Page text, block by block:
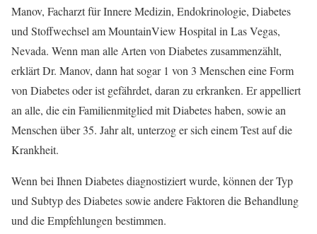
Manov, Facharzt für Innere Medizin, Endokrinologie, Diabetes
und Stoffwechsel am MountainView Hospital in Las Vegas,
Nevada. Wenn man alle Arten von Diabetes zusammenzählt,
erklärt Dr. Manov, dann hat sogar 1 von 3 Menschen eine Form
von Diabetes oder ist gefährdet, daran zu erkranken. Er appelliert
an alle, die ein Familienmitglied mit Diabetes haben, sowie an
Menschen über 35. Jahr alt, unterzog er sich einem Test auf die
Krankheit.
Wenn bei Ihnen Diabetes diagnostiziert wurde, können der Typ
und Subtyp des Diabetes sowie andere Faktoren die Behandlung
und die Empfehlungen bestimmen.